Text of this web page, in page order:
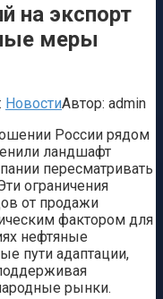
на экспорт
меры
НовостиАвтор: admin
России рядом
ландшафт
пересматривать
ограничения
от продажи
фактором для
нефтяные
пути адаптации,
рынки.